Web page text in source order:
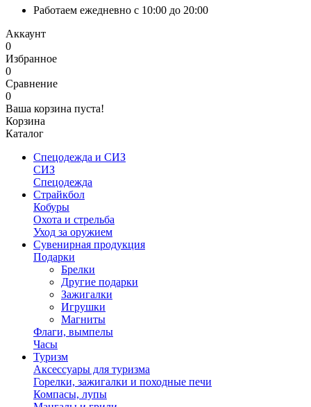
Работаем ежедневно с 10:00 до 20:00
Аккаунт
0
Избранное
0
Сравнение
0
Ваша корзина пуста!
Корзина
Каталог
Спецодежда и СИЗ
СИЗ
Спецодежда
Страйкбол
Кобуры
Охота и стрельба
Уход за оружием
Сувенирная продукция
Подарки
Брелки
Другие подарки
Зажигалки
Игрушки
Магниты
Флаги, вымпелы
Часы
Туризм
Аксессуары для туризма
Горелки, зажигалки и походные печи
Компасы, лупы